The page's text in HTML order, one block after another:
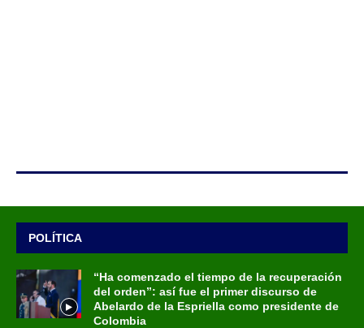
POLÍTICA
“Ha comenzado el tiempo de la recuperación
del orden”: así fue el primer discurso de
Abelardo de la Espriella como presidente de
Colombia